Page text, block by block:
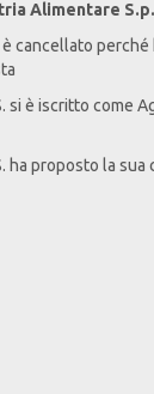
Alimentare
è cancellato
. si è iscritto come
. ha proposto la sua